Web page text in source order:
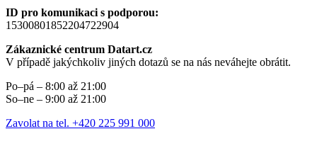
ID pro komunikaci s podporou:
15300801852204722904
Zákaznické centrum Datart.cz
V případě jakýchkoliv jiných dotazů se na nás neváhejte obrátit.
Po–pá – 8:00 až 21:00
So–ne – 9:00 až 21:00
Zavolat na tel. +420 225 991 000